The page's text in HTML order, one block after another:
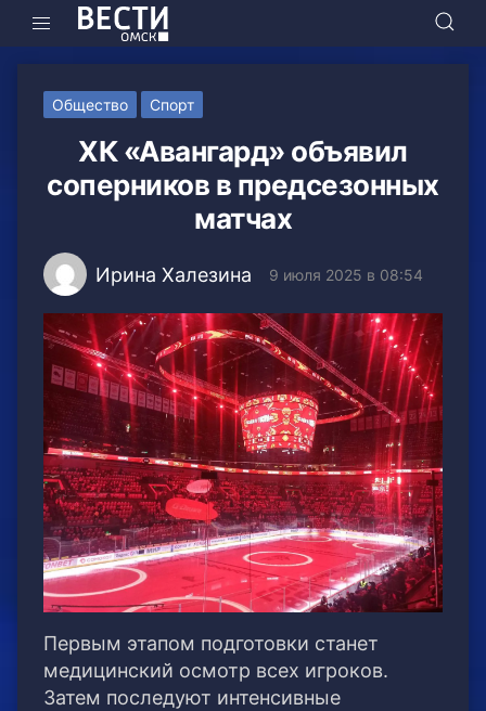
Общество Спорт
ХК «Авангард» объявил
соперников в предсезонных
матчах
Ирина Халезина 9 июля 2025 в 08:54
Первым этапом подготовки станет
медицинский осмотр всех игроков.
Затем последуют интенсивные